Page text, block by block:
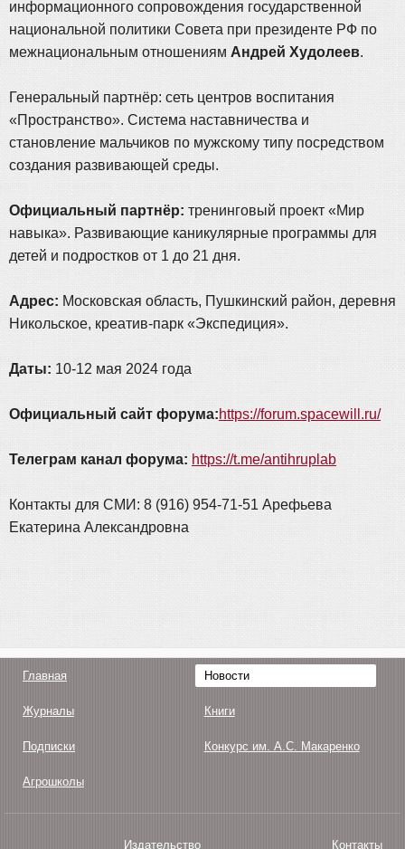
информационного сопровождения государственной
национальной политики Совета при президенте РФ по
межнациональным отношениям Андрей Худолеев.
Генеральный партнёр: сеть центров воспитания
«Пространство». Система наставничества и
становление мальчиков по мужскому типу посредством
создания развивающей среды.
Официальный партнёр: тренинговый проект «Мир
навыка». Развивающие каникулярные программы для
детей и подростков от 1 до 21 дня.
Адрес: Московская область, Пушкинский район, деревня
Никольское, креатив-парк «Экспедиция».
Даты: 10-12 мая 2024 года
Официальный сайт форума:https://forum.spacewill.ru/
Телеграм канал форума: https://t.me/antihruplab
Контакты для СМИ: 8 (916) 954-71-51 Арефьева
Екатерина Александровна
Главная Новости
Журналы Книги
Подписки Конкурс им. А.С. Макаренко
Агрошколы
Издательство Контакты